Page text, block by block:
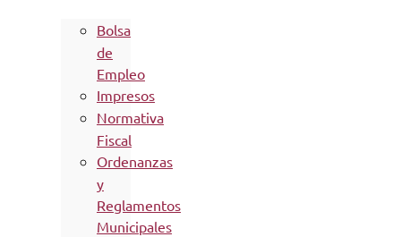
Bolsa
de
Empleo
Impresos
Normativa
Fiscal
Ordenanzas
y
Reglamentos
Municipales